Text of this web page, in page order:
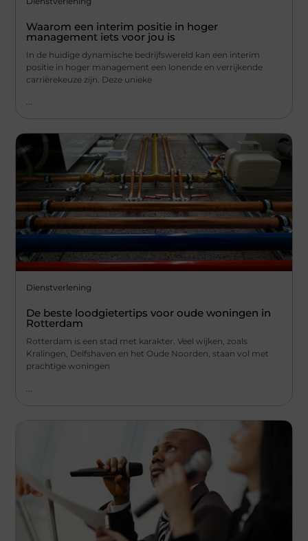
Waarom een interim positie in hoger
management iets voor jou is
In de huidige dynamische bedrijfswereld kan een interim
positie in hoger management een lonende en verrijkende
carrièrekeuze zijn. Deze unieke
...
Dienstverlening
De beste loodgietertips voor oude woningen in
Rotterdam
Rotterdam is een stad met karakter. Veel wijken, zoals
Kralingen, Delfshaven en het Oude Noorden, staan vol met
prachtige woningen